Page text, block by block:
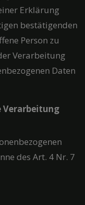
Erklärung
bestätigenden
Person zu
Verarbeitung
Daten
Verarbeitung
des Art. 4 Nr. 7